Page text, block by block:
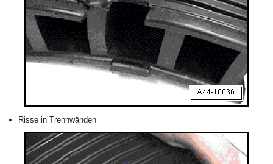
Risse in Trennwänden